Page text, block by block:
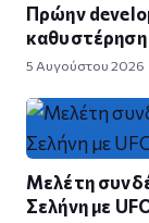
Πρώην
καθυστέρηση
5 Αυγούστου 2026
Μελέτη
Σελήνη με